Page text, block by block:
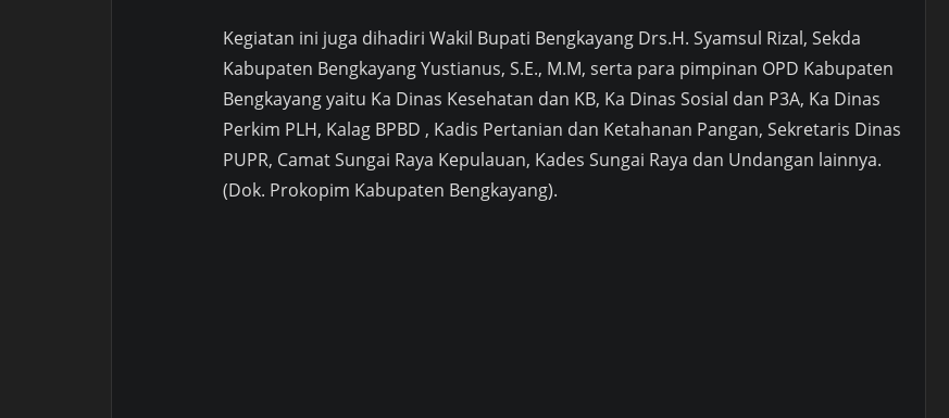
Kegiatan ini juga dihadiri Wakil Bupati Bengkayang Drs.H. Syamsul Rizal, Sekda
Kabupaten Bengkayang Yustianus, S.E., M.M, serta para pimpinan OPD Kabupaten
Bengkayang yaitu Ka Dinas Kesehatan dan KB, Ka Dinas Sosial dan P3A, Ka Dinas
Perkim PLH, Kalag BPBD , Kadis Pertanian dan Ketahanan Pangan, Sekretaris Dinas
PUPR, Camat Sungai Raya Kepulauan, Kades Sungai Raya dan Undangan lainnya.
(Dok. Prokopim Kabupaten Bengkayang).